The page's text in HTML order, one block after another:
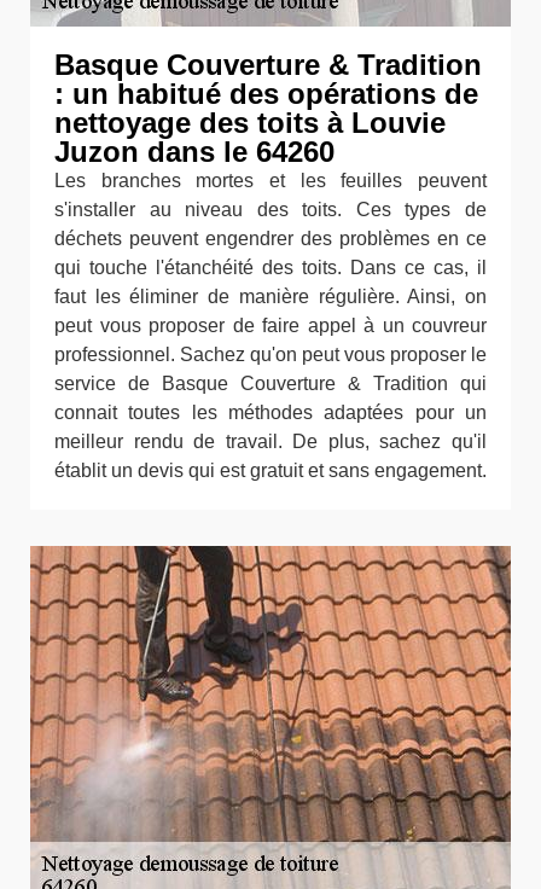
Basque Couverture & Tradition
: un habitué des opérations de
nettoyage des toits à Louvie
Juzon dans le 64260
Les branches mortes et les feuilles peuvent
s'installer au niveau des toits. Ces types de
déchets peuvent engendrer des problèmes en ce
qui touche l'étanchéité des toits. Dans ce cas, il
faut les éliminer de manière régulière. Ainsi, on
peut vous proposer de faire appel à un couvreur
professionnel. Sachez qu'on peut vous proposer le
service de Basque Couverture & Tradition qui
connait toutes les méthodes adaptées pour un
meilleur rendu de travail. De plus, sachez qu'il
établit un devis qui est gratuit et sans engagement.